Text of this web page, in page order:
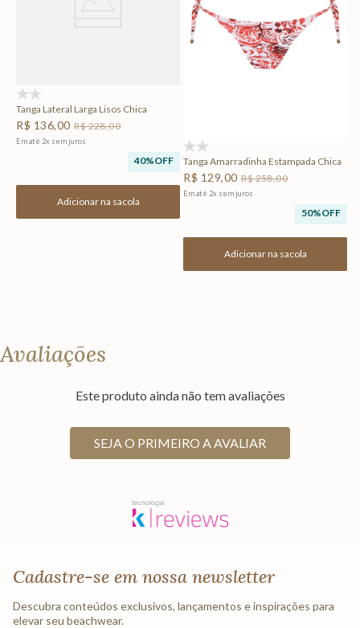
Tanga Lateral Larga Lisos Chica
R$ 136,00 R$228,00
Em até 2x sem juros
40%OFF
Adicionar na sacola
Tanga Amarradinha Estampada Chica
R$ 129,00 R$258,00
Em até 2x sem juros
50%OFF
Adicionar na sacola
Avaliações
Este produto ainda não tem avaliações
SEJA O PRIMEIRO A AVALIAR
Cadastre-se em nossa newsletter
Descubra conteúdos exclusivos, lançamentos e inspirações para
elevar seu beachwear.